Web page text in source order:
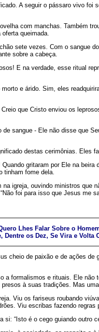
A seguir o pássaro vivo
com manchas. Também
queimada.
sete vezes. Com o sangue
sobre a cabeça.
E na verdade, esse ritual
e árido. Sim, eles
que Cristo enviou os
sangue - Ele não disse que
destas cerimônias. Eles
gritaram por Ele na beira
tinham fome dela.
igreja, ouvindo ministros
foi para isso que Jesus
Lhes Falar Sobre o
Dentre os Dez, Se Vira e Volta
cheio de paixão e de ações
formalismos e rituais. Ele
à suas tradições. Mas
Viu os fariseus roubando
Viu escribas fazendo
“Isto é o cego guiando outro